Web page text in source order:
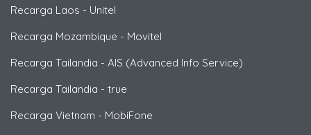
Recarga Laos - Unitel
Recarga Mozambique - Movitel
Recarga Tailandia - AIS (Advanced Info Service)
Recarga Tailandia - true
Recarga Vietnam - MobiFone